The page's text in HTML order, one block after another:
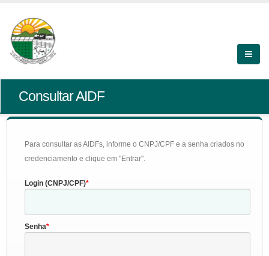
Consultar AIDF
Para consultar as AIDFs, informe o CNPJ/CPF e a senha criados no
credenciamento e clique em "Entrar".
Login (CNPJ/CPF)
Senha